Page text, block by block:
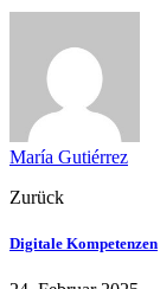
María Gutiérrez
Zurück
Digitale Kompetenzen